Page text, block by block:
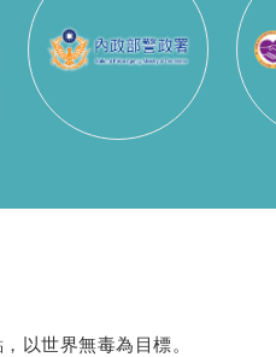
以世界無毒為目標。